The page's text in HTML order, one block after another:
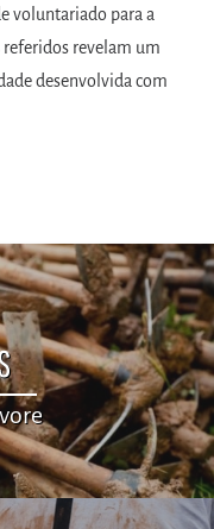
voluntariado para a
referidos revelam um
desenvolvida com